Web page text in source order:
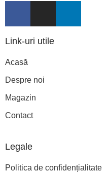
Link-uri utile
Acasă
Despre noi
Magazin
Contact
Legale
Politica de confidențialitate